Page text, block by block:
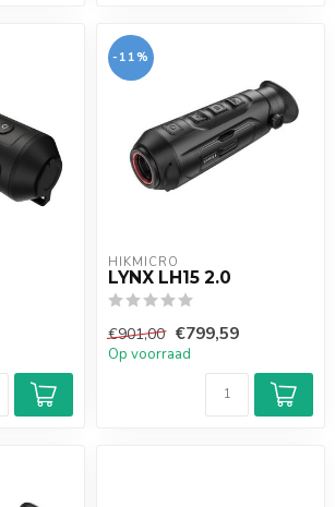
-11%
HIKMICRO
LYNX LH15 2.0
€901,00 €799,59
Op voorraad